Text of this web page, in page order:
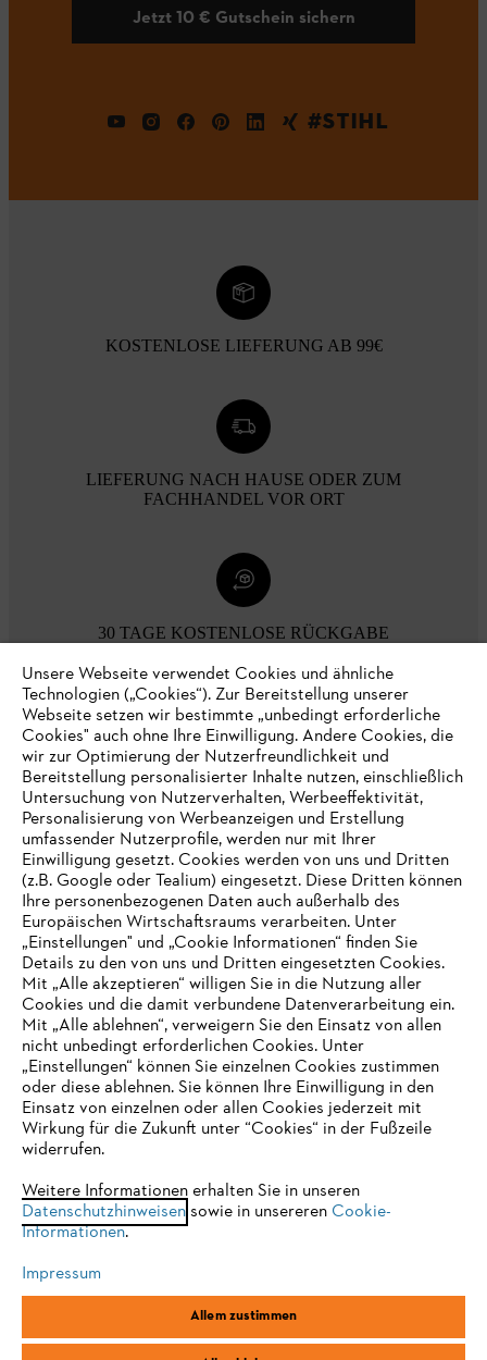
Jetzt 10 € Gutschein sichern
#STIHL
KOSTENLOSE LIEFERUNG AB 99€
LIEFERUNG NACH HAUSE ODER ZUM
FACHHANDEL VOR ORT
30 TAGE KOSTENLOSE RÜCKGABE
Zahlungsmöglichkeiten
Unternehmen
Online Shop
Service
Allgemeine Geschäftsbedingungen
Impressum Cookies Rechtliche Informationen
IHR BROWSER WIRD NICHT
UNTERSTÜTZT
eine optimale Nutzung unserer Seite empfehlen wir Ihnen, zu
einem der folgenden Browser zu wechseln:
Firefox Chrome
Unsere Webseite verwendet Cookies und ähnliche
Technologien („Cookies“). Zur Bereitstellung unserer
Webseite setzen wir bestimmte „unbedingt erforderliche
Cookies" auch ohne Ihre Einwilligung. Andere Cookies, die
wir zur Optimierung der Nutzerfreundlichkeit und
Bereitstellung personalisierter Inhalte nutzen, einschließlich
Untersuchung von Nutzerverhalten, Werbeeffektivität,
Personalisierung von Werbeanzeigen und Erstellung
umfassender Nutzerprofile, werden nur mit Ihrer
Einwilligung gesetzt. Cookies werden von uns und Dritten
(z.B. Google oder Tealium) eingesetzt. Diese Dritten können
Ihre personenbezogenen Daten auch außerhalb des
Europäischen Wirtschaftsraums verarbeiten. Unter
„Einstellungen" und „Cookie Informationen“ finden Sie
Details zu den von uns und Dritten eingesetzten Cookies.
Mit „Alle akzeptieren“ willigen Sie in die Nutzung aller
Cookies und die damit verbundene Datenverarbeitung ein.
Mit „Alle ablehnen“, verweigern Sie den Einsatz von allen
nicht unbedingt erforderlichen Cookies. Unter
„Einstellungen“ können Sie einzelnen Cookies zustimmen
oder diese ablehnen. Sie können Ihre Einwilligung in den
Einsatz von einzelnen oder allen Cookies jederzeit mit
Wirkung für die Zukunft unter “Cookies“ in der Fußzeile
widerrufen.
Weitere Informationen erhalten Sie in unseren
Datenschutzhinweisensowie in unsereren Cookie-
Informationen.
Impressum
Allem zustimmen